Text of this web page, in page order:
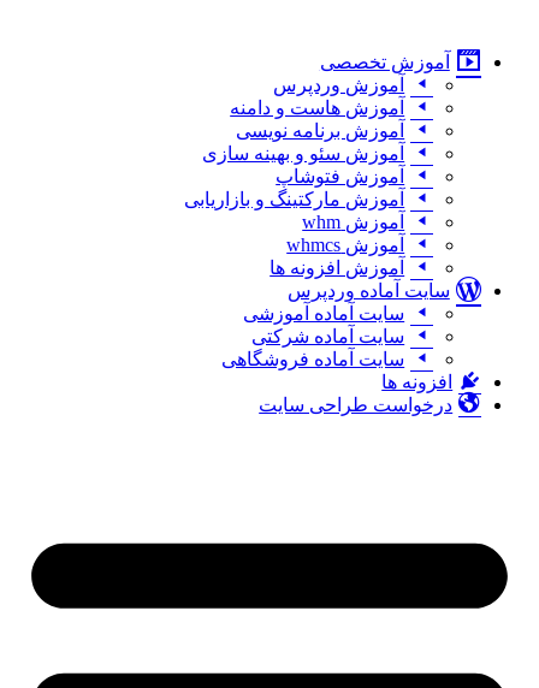
محتوا
آموزش تخصصی
آموزش وردپرس
آموزش هاست و دامنه
آموزش برنامه نویسی
آموزش سئو و بهینه سازی
آموزش فتوشاپ
آموزش مارکتینگ و بازاریابی
آموزش whm
آموزش whmcs
آموزش افزونه ها
سایت آماده وردپرس
سایت آماده آموزشی
سایت آماده شرکتی
سایت آماده فروشگاهی
افزونه ها
درخواست طراحی سایت